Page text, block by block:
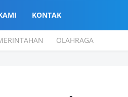
KONTAK
OLAHRAGA